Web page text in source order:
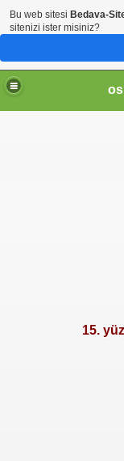
15.
Bu web sitesi Bedava-
sitenizi ister misiniz?